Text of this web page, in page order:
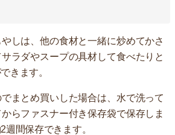
しは、他の食材と一緒に炒めてかさ
ラダやスープの具材して食べたりと
きます。
まとめ買いした場合は、水で洗って
らファスナー付き保存袋で保存しま
週間保存できます。